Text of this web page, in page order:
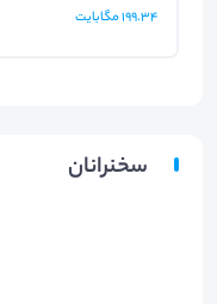
199.34مگابایت
سخنرانان